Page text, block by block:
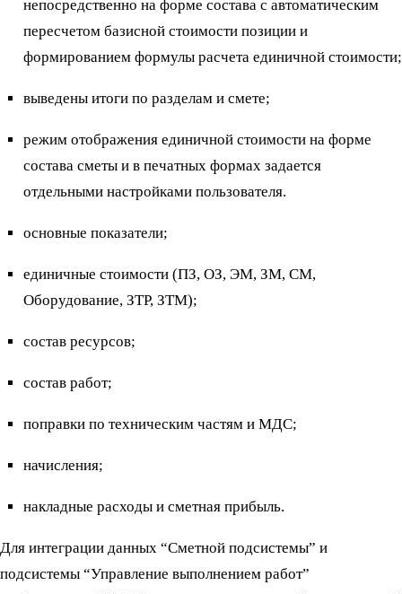
непосредственно на форме состава с автоматическим
пересчетом базисной стоимости позиции и
формированием формулы расчета единичной стоимости;
выведены итоги по разделам и смете;
режим отображения единичной стоимости на форме
состава сметы и в печатных формах задается
отдельными настройками пользователя.
основные показатели;
единичные стоимости (ПЗ, ОЗ, ЭМ, ЗМ, СМ,
Оборудование, ЗТР, ЗТМ);
состав ресурсов;
состав работ;
поправки по техническим частям и МДС;
начисления;
накладные расходы и сметная прибыль.
Для интеграции данных “Сметной подсистемы” и
подсистемы “Управление выполнением работ”